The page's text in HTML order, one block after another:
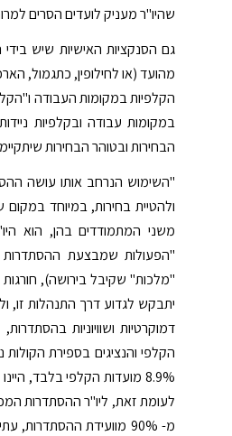
שהיו"ר מעניק לועדים הסרים
גם הסנקציות האישיות שיש
מהועד (או לחילופין, כתגמול,
הקלפיות במקומות העבודה
במקומות עבודה ובקלפיות
הבחירות ובטוהר הבחירות
"השימוש הנרחב אותו עושה
ולהטיית בחירות, במיוחד
משני המתמודדים בהן, הוא
"הפעולות שמבצעת
"מלכות" שקיבל בירושה),
יתבקש לגדוע דרך התנהלות זו,
דמוקרטיות ושוויוניות
הקלפי והנציגים בספירת
לעומת זאת, ליו"ר ההסתדרות